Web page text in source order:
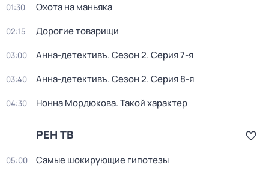
01:30 Охота на маньяка
02:15 Дорогие товарищи
03:00 Анна-детективъ. Сезон 2. Серия 7-я
03:40 Анна-детективъ. Сезон 2. Серия 8-я
04:30 Нонна Мордюкова. Такой характер
РЕН ТВ
05:00 Самые шoкиpующие гипотезы